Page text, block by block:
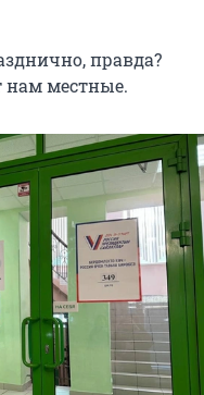
правда?
нам местные.